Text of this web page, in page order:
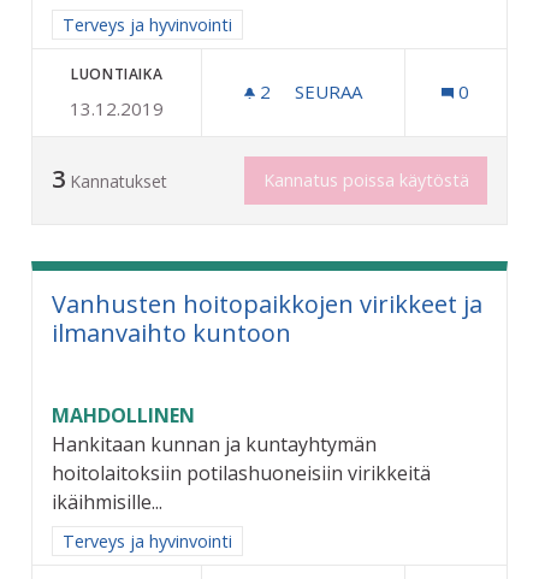
Rajaa tulokset aihepiirin mukaan: Terveys ja hyvinvointi
Terveys ja hyvinvointi
LUONTIAIKA
13.12.2019
2 2 SEURAAJAA
SEURAA 0
3 Kannatukset Kannatus poissa käytöstä
Vanhusten hoitopaikkojen virikkeet ja
ilmanvaihto kuntoon
MAHDOLLINEN
Hankitaan kunnan ja kuntayhtymän
hoitolaitoksiin potilashuoneisiin virikkeitä
ikäihmisille...
Rajaa tulokset aihepiirin mukaan: Terveys ja hyvinvointi
Terveys ja hyvinvointi